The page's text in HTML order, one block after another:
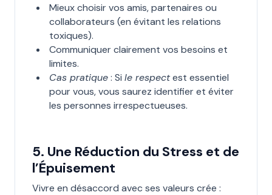
Mieux choisir vos amis, partenaires ou
collaborateurs (en évitant les relations
toxiques).
Communiquer clairement vos besoins et
limites.
Cas pratique: Si le respectest essentiel
pour vous, vous saurez identifier et éviter
les personnes irrespectueuses.
5. Une Réduction du Stress et de
l’Épuisement
Vivre en désaccord avec ses valeurs crée :